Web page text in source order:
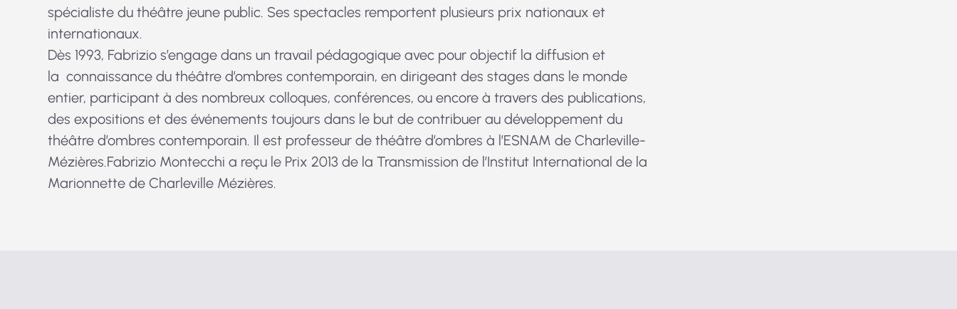
spécialiste du théâtre jeune public. Ses spectacles remportent plusieurs prix nationaux et
internationaux.
Dès 1993, Fabrizio s’engage dans un travail pédagogique avec pour objectif la diffusion et
la connaissance du théâtre d’ombres contemporain, en dirigeant des stages dans le monde
entier, participant à des nombreux colloques, conférences, ou encore à travers des publications,
des expositions et des événements toujours dans le but de contribuer au développement du
théâtre d’ombres contemporain. Il est professeur de théâtre d’ombres à l’ESNAM de Charleville-
Mézières.Fabrizio Montecchi a reçu le Prix 2013 de la Transmission de l’Institut International de la
Marionnette de Charleville Mézières.